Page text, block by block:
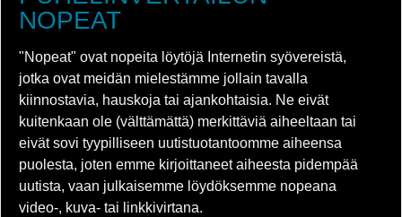
NOPEAT
"Nopeat" ovat nopeita löytöjä Internetin syövereistä,
jotka ovat meidän mielestämme jollain tavalla
kiinnostavia, hauskoja tai ajankohtaisia. Ne eivät
kuitenkaan ole (välttämättä) merkittäviä aiheeltaan tai
eivät sovi tyypilliseen uutistuotantoomme aiheensa
puolesta, joten emme kirjoittaneet aiheesta pidempää
uutista, vaan julkaisemme löydöksemme nopeana
video-, kuva- tai linkkivirtana.